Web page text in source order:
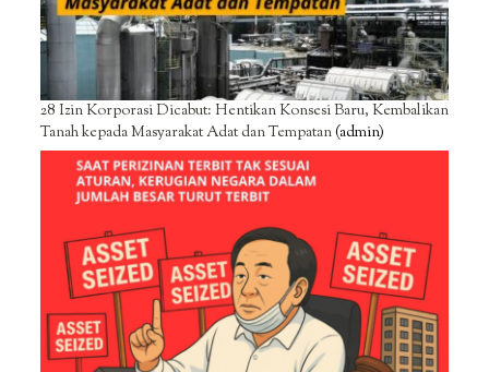
28 Izin Korporasi Dicabut: Hentikan Konsesi Baru, Kembalikan
Tanah kepada Masyarakat Adat dan Tempatan(admin)